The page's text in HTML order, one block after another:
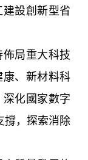
設創新型省
局重大科技
康、新材料科
化國家數字
撐，探索消除